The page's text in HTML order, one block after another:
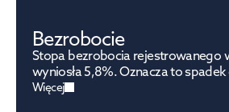
Bezrobocie
Stopa bezrobocia rejestrowanego
wyniosła 5,8%. Oznacza to
ujęciu miesięcznym (m/m) oraz
Więcej